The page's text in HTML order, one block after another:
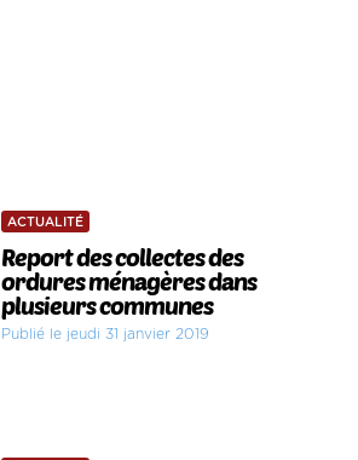
ACTUALITÉ
Report des collectes des
ordures ménagères dans
plusieurs communes
Publié le jeudi 31 janvier 2019